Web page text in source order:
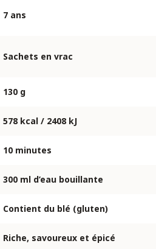
7 ans
Sachets en vrac
130 g
578 kcal / 2408 kJ
10 minutes
300 ml d’eau bouillante
Contient du blé (gluten)
Riche, savoureux et épicé